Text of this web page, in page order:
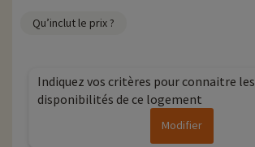
Qu’inclut le prix ?
Indiquez vos critères pour connaitre les
disponibilités de ce logement
Modifier